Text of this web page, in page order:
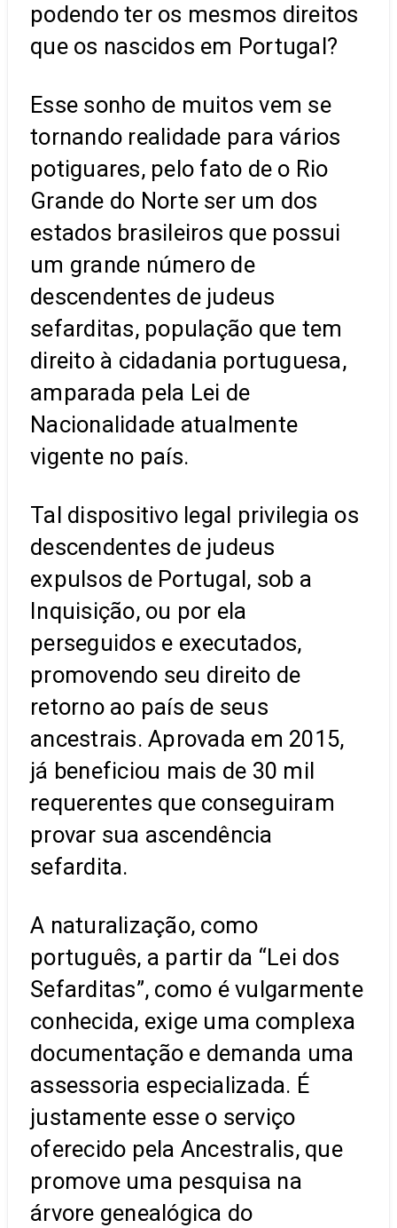
podendo ter os mesmos direitos
que os nascidos em Portugal?
Esse sonho de muitos vem se
tornando realidade para vários
potiguares, pelo fato de o Rio
Grande do Norte ser um dos
estados brasileiros que possui
um grande número de
descendentes de judeus
sefarditas, população que tem
direito à cidadania portuguesa,
amparada pela Lei de
Nacionalidade atualmente
vigente no país.
Tal dispositivo legal privilegia os
descendentes de judeus
expulsos de Portugal, sob a
Inquisição, ou por ela
perseguidos e executados,
promovendo seu direito de
retorno ao país de seus
ancestrais. Aprovada em 2015,
já beneficiou mais de 30 mil
requerentes que conseguiram
provar sua ascendência
sefardita.
A naturalização, como
português, a partir da “Lei dos
Sefarditas”, como é vulgarmente
conhecida, exige uma complexa
documentação e demanda uma
assessoria especializada. É
justamente esse o serviço
oferecido pela Ancestralis, que
promove uma pesquisa na
árvore genealógica do